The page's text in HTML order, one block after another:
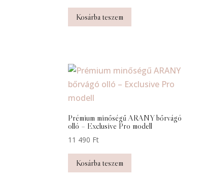
Kosárba teszem
Prémium minőségű ARANY bőrvágó
olló – Exclusive Pro modell
11 490 Ft
Kosárba teszem